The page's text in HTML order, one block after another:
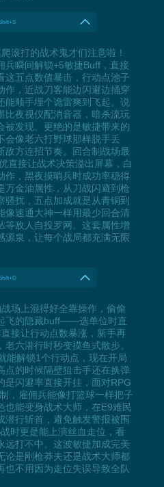
滚打的战术鬼才们注意啦！
兵瞬间解锁+5敏捷Buff，直接
这五点数值暴击，行动点池子
作，近战刀客能边闪避边捅穿
能顺手埋个诡雷爽到飞起。说
比夜视仪配消音器，暗杀流玩
被发现。更绝的是敏捷带来的
会像老六打野球那样脱手丢
敌方连招节奏。回合制战场最
直接让战术决策溢出屏幕，白
作，黑夜摸哨兵时成功率稳得
万金油属性，从刀战闪避到枪
扰，五点加成就是从青铜到
像速通大神一样用最少回合清
等敌人自投罗网。这套属性增
源泉，让每个战局都充满无限
场上混得好全靠操作，偷偷
飞的隐藏buff——选单位时直
接让行动点数暴涨，新手再
六潜行时秒变摸鱼式散步。
能解锁1个行动点，现在开局
点的时候隔壁狙击手还在换弹
是闪避率直接开挂，面对RPG
，雇佣兵能像打篮球一样把子
也能变身战术大师，在E9难民
潜行斩首，避免触发警报被围
时更是能上演丝血走位，看
远打不中。这波敏捷加成完美
论是刚枪莽夫还是战术大师都
也不用因为走位失误导致全队